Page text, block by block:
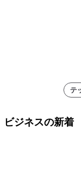
テ
ビジネスの新着